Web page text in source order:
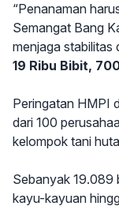
“Penanaman
Semangat Bang
menjaga stabilitas
19 Ribu Bibit,
Peringatan HMPI
dari 100
kelompok tani
Sebanyak 19.089
kayu-kayuan